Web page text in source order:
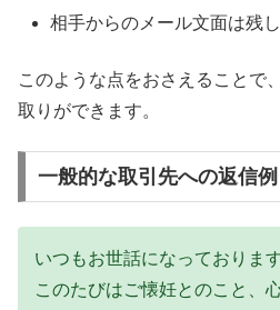
相手からのメール文面は残
このような点をおさえることで
取りができます。
一般的な取引先への返信例
いつもお世話になっております
このたびはご懐妊とのこと、